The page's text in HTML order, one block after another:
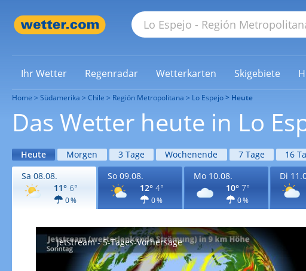
Ihr Wetter Regenradar Wetterkarten Skigebiete
Home Südamerika Chile Región Metropolitana Lo Espejo Heute
Das Wetter heute in Lo
Heute Morgen 3 Tage Wochenende 7 Tage 16
Sa 08.08.
11° 6°
0 %
So 09.08.
12° 4°
0 %
Mo 10.08.
10° 7°
0 %
Di
Jetstream - 5-Tages-Vorhersage